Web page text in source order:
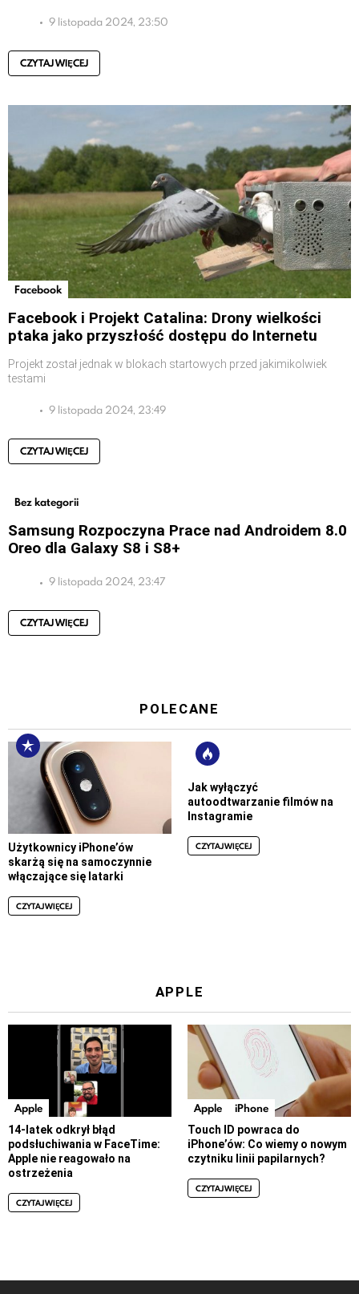
9 listopada 2024, 23:50
CZYTAJ WIĘCEJ
Facebook
Facebook i Projekt Catalina: Drony wielkości
ptaka jako przyszłość dostępu do Internetu
Projekt został jednak w blokach startowych przed jakimikolwiek
testami
9 listopada 2024, 23:49
CZYTAJ WIĘCEJ
Bez kategorii
Samsung Rozpoczyna Prace nad Androidem 8.0
Oreo dla Galaxy S8 i S8+
9 listopada 2024, 23:47
CZYTAJ WIĘCEJ
POLECANE
Użytkownicy iPhone’ów
skarżą się na samoczynnie
włączające się latarki
CZYTAJ WIĘCEJ
Jak wyłączyć
autoodtwarzanie filmów na
Instagramie
CZYTAJ WIĘCEJ
APPLE
Apple
14-latek odkrył błąd
podsłuchiwania w FaceTime:
Apple nie reagowało na
ostrzeżenia
CZYTAJ WIĘCEJ
Apple iPhone
Touch ID powraca do
iPhone’ów: Co wiemy o nowym
czytniku linii papilarnych?
CZYTAJ WIĘCEJ